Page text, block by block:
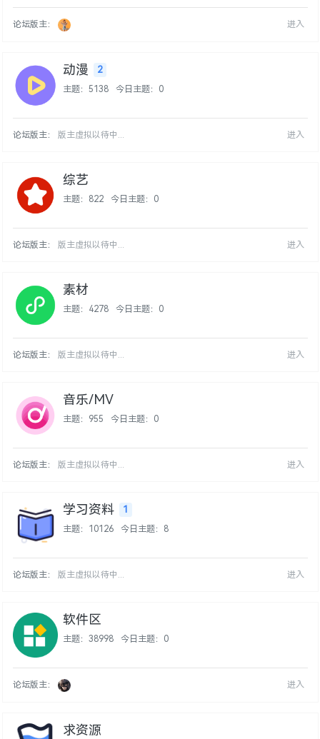
论坛版主： 进入
动漫 2
主题：5138 今日主题：0
论坛版主： 版主虚拟以待中... 进入
综艺
主题：822 今日主题：0
论坛版主： 版主虚拟以待中... 进入
素材
主题：4278 今日主题：0
论坛版主： 版主虚拟以待中... 进入
音乐/MV
主题：955 今日主题：0
论坛版主： 版主虚拟以待中... 进入
学习资料 1
主题：10126 今日主题：8
论坛版主： 版主虚拟以待中... 进入
软件区
主题：38998 今日主题：0
论坛版主： 进入
求资源